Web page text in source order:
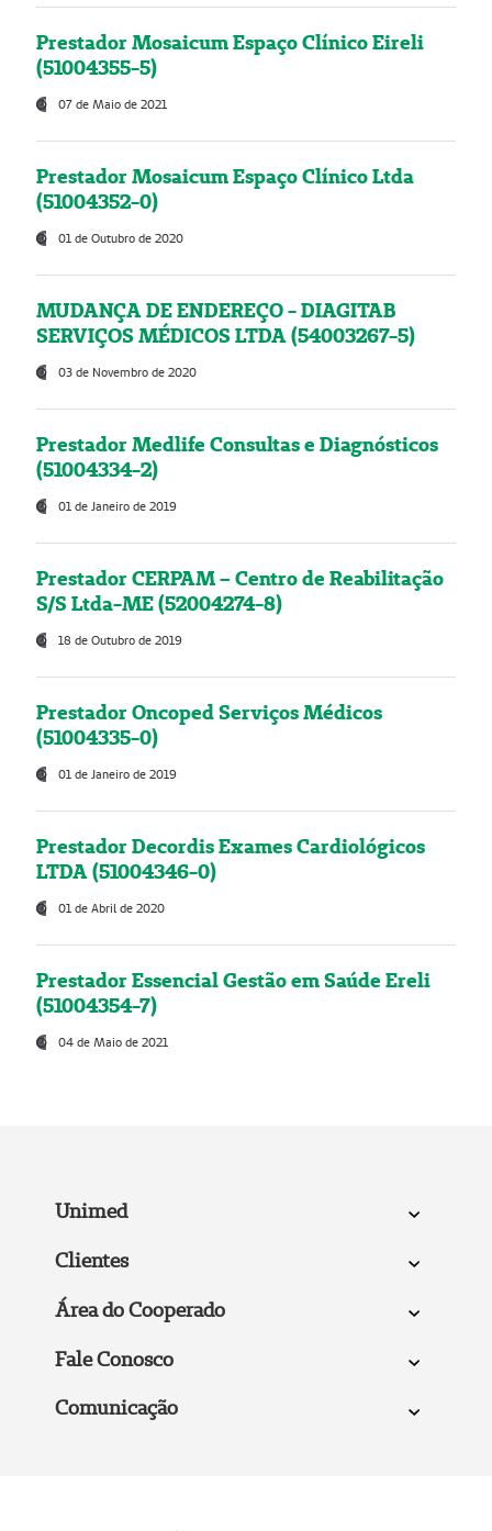
Prestador Mosaicum Espaço Clínico Eireli
(51004355-5)
07 de Maio de 2021
Prestador Mosaicum Espaço Clínico Ltda
(51004352-0)
01 de Outubro de 2020
MUDANÇA DE ENDEREÇO - DIAGITAB
SERVIÇOS MÉDICOS LTDA (54003267-5)
03 de Novembro de 2020
Prestador Medlife Consultas e Diagnósticos
(51004334-2)
01 de Janeiro de 2019
Prestador CERPAM – Centro de Reabilitação
S/S Ltda-ME (52004274-8)
18 de Outubro de 2019
Prestador Oncoped Serviços Médicos
(51004335-0)
01 de Janeiro de 2019
Prestador Decordis Exames Cardiológicos
LTDA (51004346-0)
01 de Abril de 2020
Prestador Essencial Gestão em Saúde Ereli
(51004354-7)
04 de Maio de 2021
Unimed
Clientes
Área do Cooperado
Fale Conosco
Comunicação